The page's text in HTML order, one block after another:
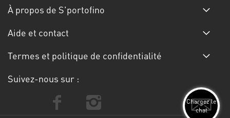
À propos de S'portofino
Aide et contact
Termes et politique de confidentialité
Suivez-nous sur :
Chargez le
chat